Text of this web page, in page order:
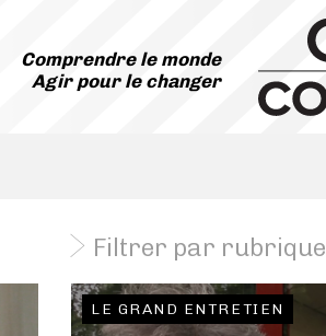
Comprendre le monde
Agir pour le changer
Filtrer par rubrique
LE GRAND ENTRETIEN